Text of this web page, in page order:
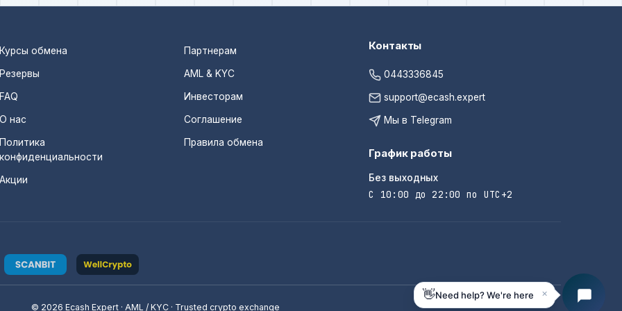
Visa/MasterCard (KZT)
Банковская карта (AZN)
Банковская карта (AMD)
Банковская карта (INR)
Курсы обмена
Резервы
FAQ
О нас
Политика
конфиденциальности
Акции
Партнерам
AML & KYC
Инвесторам
Соглашение
Правила обмена
Контакты
0443336845
support@ecash.expert
Мы в Telegram
График работы
Без выходных
С 10:00 до 22:00 по UTC+2
© 2026 Ecash Expert · AML / KYC · Trusted crypto exchange
👋Need help? We're here ×